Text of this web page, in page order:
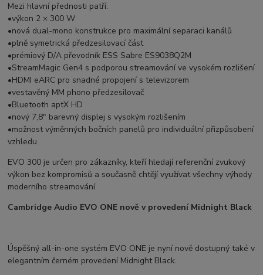
Mezi hlavní přednosti patří:
•výkon 2 × 300 W
•nová dual-mono konstrukce pro maximální separaci kanálů
•plně symetrická předzesilovací část
•prémiový D/A převodník ESS Sabre ES9038Q2M
•StreamMagic Gen4 s podporou streamování ve vysokém rozlišení
•HDMI eARC pro snadné propojení s televizorem
•vestavěný MM phono předzesilovač
•Bluetooth aptX HD
•nový 7,8″ barevný displej s vysokým rozlišením
•možnost výměnných bočních panelů pro individuální přizpůsobení
vzhledu
EVO 300 je určen pro zákazníky, kteří hledají referenční zvukový
výkon bez kompromisů a současně chtějí využívat všechny výhody
moderního streamování.
Cambridge Audio EVO ONE nově v provedení Midnight Black
Úspěšný all-in-one systém EVO ONE je nyní nově dostupný také v
elegantním černém provedení Midnight Black.